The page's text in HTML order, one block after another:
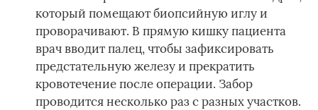
который помещают биопсийную иглу и
проворачивают. В прямую кишку пациента
врач вводит палец, чтобы зафиксировать
предстательную железу и прекратить
кровотечение после операции. Забор
проводится несколько раз с разных участков.